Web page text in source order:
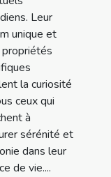
Leur
unique et
la curiosité
ceux qui
à
sérénité et
dans leur
de vie....